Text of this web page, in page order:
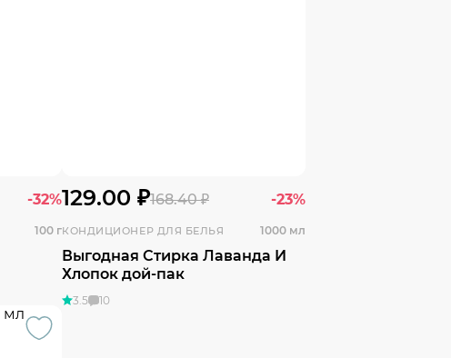
-32%
100 г
129.00 ₽168.40 ₽ -23%
КОНДИЦИОНЕР ДЛЯ БЕЛЬЯ 1000 мл
Выгодная Стирка Лаванда И
Хлопок дой-пак
3.5 10